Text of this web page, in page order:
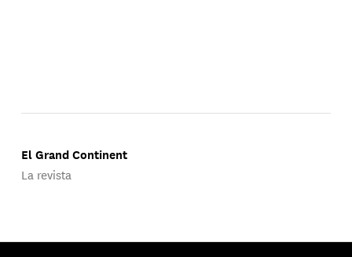
El Grand Continent
La revista